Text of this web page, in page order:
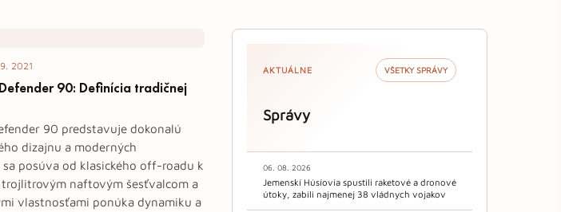
2021
90: Definícia tradičnej
90 predstavuje dokonalú
dizajnu a moderných
posúva od klasického off-roadu k
trojlitrovým naftovým šesťvalcom a
vlastnosťami ponúka dynamiku a
AKTUÁLNE VŠETKY SPRÁVY
Správy
06. 08. 2026
Jemenskí Húsíovia spustili raketové a dronové
útoky, zabili najmenej 38 vládnych vojakov